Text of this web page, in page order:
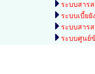
ระบบสาร
ระบบเบี้ยยั
ระบบสาร
ระบบศูนย์